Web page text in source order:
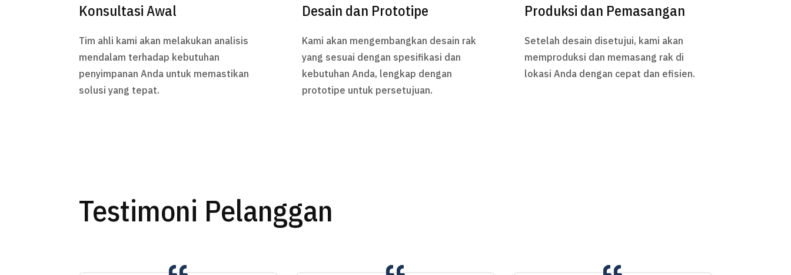
Konsultasi Awal
Tim ahli kami akan melakukan analisis
mendalam terhadap kebutuhan
penyimpanan Anda untuk memastikan
solusi yang tepat.
Desain dan Prototipe
Kami akan mengembangkan desain rak
yang sesuai dengan spesifikasi dan
kebutuhan Anda, lengkap dengan
prototipe untuk persetujuan.
Produksi dan Pemasangan
Setelah desain disetujui, kami akan
memproduksi dan memasang rak di
lokasi Anda dengan cepat dan efisien.
Testimoni Pelanggan